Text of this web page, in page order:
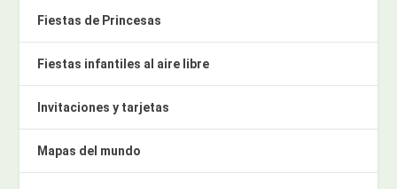
Fiestas de Princesas
Fiestas infantiles al aire libre
Invitaciones y tarjetas
Mapas del mundo